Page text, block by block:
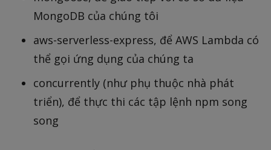
MongoDB của chúng tôi
aws-serverless-express, để AWS Lambda có
thể gọi ứng dụng của chúng ta
concurrently (như phụ thuộc nhà phát
triển), để thực thi các tập lệnh npm song
song